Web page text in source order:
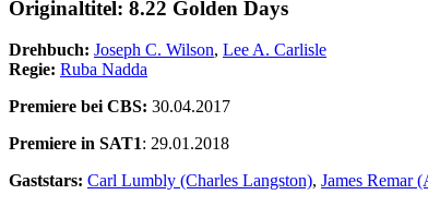
Originaltitel: 8.22 Golden Days
Drehbuch: Joseph C. Wilson, Lee A. Carlisle
Regie: Ruba Nadda
Premiere bei CBS: 30.04.2017
Premiere in SAT1: 29.01.2018
Gaststars: Carl Lumbly (Charles Langston), James Remar